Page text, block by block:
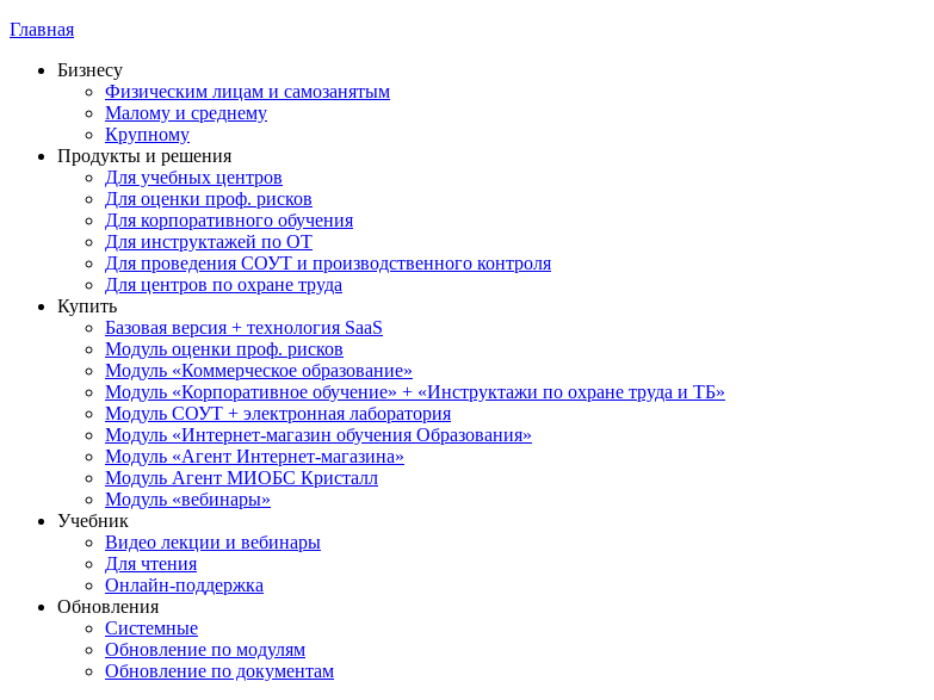
Главная
Бизнесу
Физическим лицам и самозанятым
Малому и среднему
Крупному
Продукты и решения
Для учебных центров
Для оценки проф. рисков
Для корпоративного обучения
Для инструктажей по ОТ
Для проведения СОУТ и производственного контроля
Для центров по охране труда
Купить
Базовая версия + технология SaaS
Модуль оценки проф. рисков
Модуль «Коммерческое образование»
Модуль «Корпоративное обучение» + «Инструктажи по охране труда и ТБ»
Модуль СОУТ + электронная лаборатория
Модуль «Интернет-магазин обучения Образования»
Модуль «Агент Интернет-магазина»
Модуль Агент МИОБС Кристалл
Модуль «вебинары»
Учебник
Видео лекции и вебинары
Для чтения
Онлайн-поддержка
Обновления
Системные
Обновление по модулям
Обновление по документам